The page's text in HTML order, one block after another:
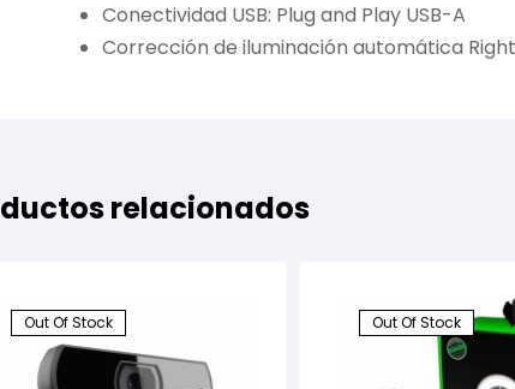
Conectividad USB: Plug and Play USB-A
Corrección de iluminación automática
relacionados
Out Of Stock Out Of Stock